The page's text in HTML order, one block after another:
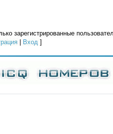
зарегистрированные
| Вход ]